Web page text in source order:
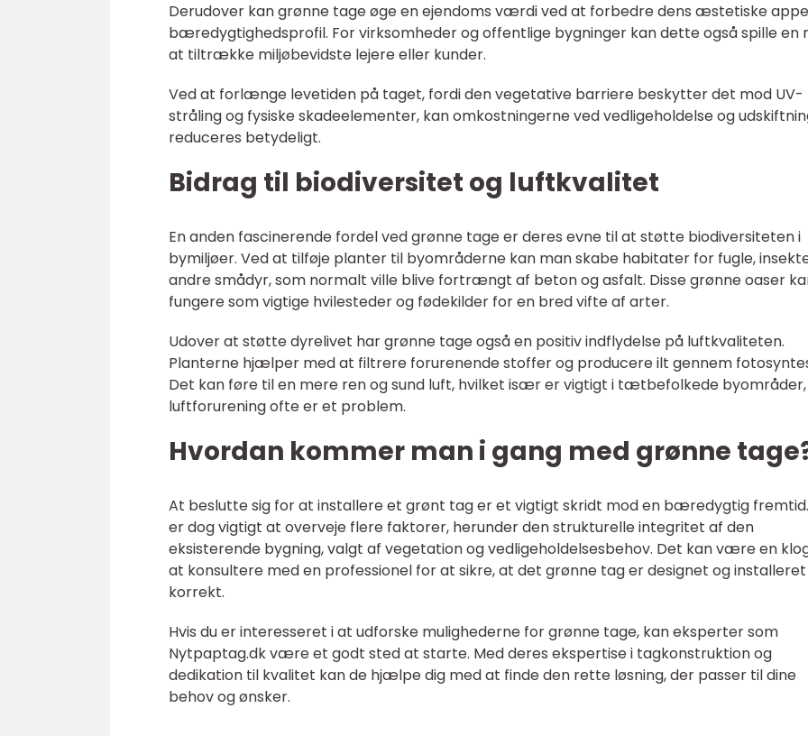
Derudover kan grønne tage øge en ejendoms værdi ved at forbedre dens æstetiske
bæredygtighedsprofil. For virksomheder og offentlige bygninger kan dette også spille en
at tiltrække miljøbevidste lejere eller kunder.
Ved at forlænge levetiden på taget, fordi den vegetative barriere beskytter det mod UV-
stråling og fysiske skadeelementer, kan omkostningerne ved vedligeholdelse og
reduceres betydeligt.
Bidrag til biodiversitet og luftkvalitet
En anden fascinerende fordel ved grønne tage er deres evne til at støtte biodiversiteten i
bymiljøer. Ved at tilføje planter til byområderne kan man skabe habitater for fugle,
andre smådyr, som normalt ville blive fortrængt af beton og asfalt. Disse grønne oaser
fungere som vigtige hvilesteder og fødekilder for en bred vifte af arter.
Udover at støtte dyrelivet har grønne tage også en positiv indflydelse på luftkvaliteten.
Planterne hjælper med at filtrere forurenende stoffer og producere ilt gennem
Det kan føre til en mere ren og sund luft, hvilket især er vigtigt i tætbefolkede
luftforurening ofte er et problem.
Hvordan kommer man i gang med grønne
At beslutte sig for at installere et grønt tag er et vigtigt skridt mod en bæredygtig
er dog vigtigt at overveje flere faktorer, herunder den strukturelle integritet af den
eksisterende bygning, valgt af vegetation og vedligeholdelsesbehov. Det kan være en
at konsultere med en professionel for at sikre, at det grønne tag er designet og installeret
korrekt.
Hvis du er interesseret i at udforske mulighederne for grønne tage, kan eksperter som
Nytpaptag.dk være et godt sted at starte. Med deres ekspertise i tagkonstruktion og
dedikation til kvalitet kan de hjælpe dig med at finde den rette løsning, der passer til dine
behov og ønsker.